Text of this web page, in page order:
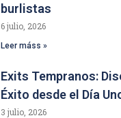
burlistas
6 julio, 2026
Leer máss »
Exits Tempranos:
Éxito desde el Día
3 julio, 2026